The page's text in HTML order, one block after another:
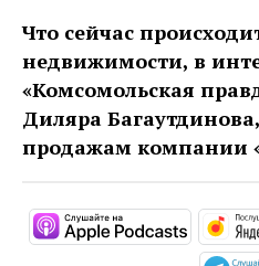
Что сейчас
недвижимости, в
«Комсомольская
Диляра
продажам компании